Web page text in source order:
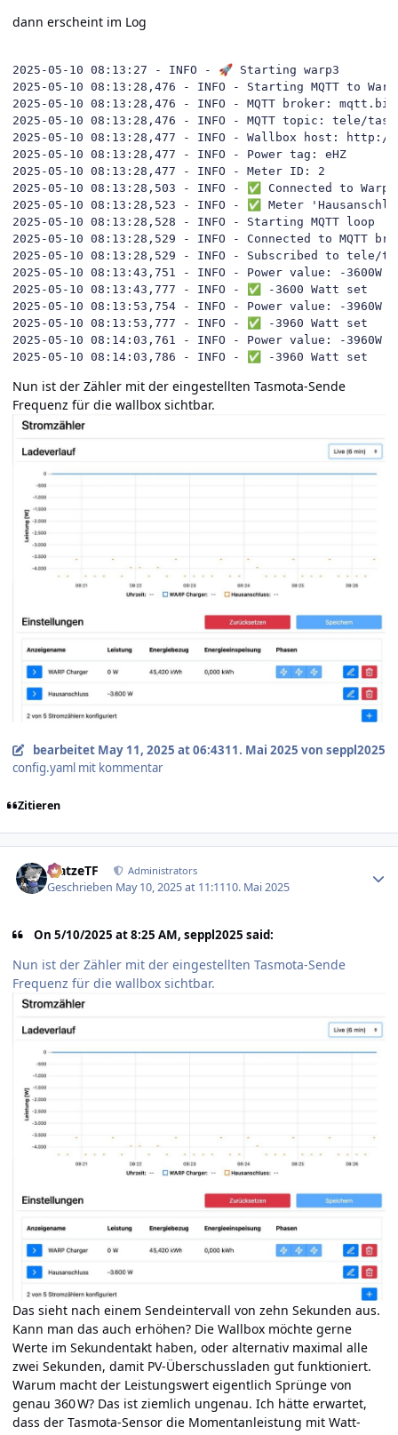
dann erscheint im Log
2025-05-10 08:13:27 - INFO - 🚀 Starting warp3
2025-05-10 08:13:28,476 - INFO - Starting MQTT to
2025-05-10 08:13:28,476 - INFO - MQTT broker:
2025-05-10 08:13:28,476 - INFO - MQTT topic: tele/
2025-05-10 08:13:28,477 - INFO - Wallbox host:
2025-05-10 08:13:28,477 - INFO - Power tag: eHZ
2025-05-10 08:13:28,477 - INFO - Meter ID: 2
2025-05-10 08:13:28,503 - INFO -
✅
Connected to
2025-05-10 08:13:28,523 - INFO -
✅
Meter
2025-05-10 08:13:28,528 - INFO - Starting MQTT loop
2025-05-10 08:13:28,529 - INFO - Connected to MQTT
2025-05-10 08:13:28,529 - INFO - Subscribed to tele/
2025-05-10 08:13:43,751 - INFO - Power value: -3600W
2025-05-10 08:13:43,777 - INFO -
✅
-3600 Watt set
2025-05-10 08:13:53,754 - INFO - Power value: -3960W
2025-05-10 08:13:53,777 - INFO -
✅
-3960 Watt set
2025-05-10 08:14:03,761 - INFO - Power value: -3960W
2025-05-10 08:14:03,786 - INFO -
✅ -3960 Watt set
Nun ist der Zähler mit der eingestellten Tasmota-Sende
Frequenz für die wallbox sichtbar.
bearbeitet May 11, 2025 at 06:4311. Mai 2025 von seppl2025
config.yaml mit kommentar
Zitieren
MatzeTF Administrators
Geschrieben May 10, 2025 at 11:1110. Mai 2025
On 5/10/2025 at 8:25 AM, seppl2025 said:
Nun ist der Zähler mit der eingestellten Tasmota-Sende
Frequenz für die wallbox sichtbar.
Das sieht nach einem Sendeintervall von zehn Sekunden aus.
Kann man das auch erhöhen? Die Wallbox möchte gerne
Werte im Sekundentakt haben, oder alternativ maximal alle
zwei Sekunden, damit PV-Überschussladen gut funktioniert.
Warum macht der Leistungswert eigentlich Sprünge von
genau 360 W? Das ist ziemlich ungenau. Ich hätte erwartet,
dass der Tasmota-Sensor die Momentanleistung mit Watt-